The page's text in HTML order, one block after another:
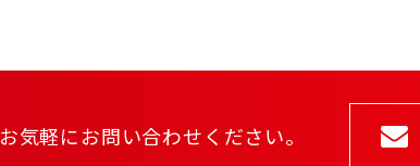
お気軽にお問い合わせください。